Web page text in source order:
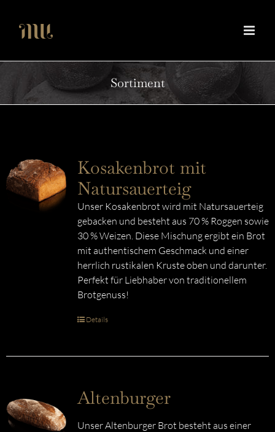
Inhalt
springen
Sortiment
Kosakenbrot mit
Natursauerteig
Unser Kosakenbrot wird mit Natursauerteig
gebacken und besteht aus 70 % Roggen sowie
30 % Weizen. Diese Mischung ergibt ein Brot
mit authentischem Geschmack und einer
herrlich rustikalen Kruste oben und darunter.
Perfekt für Liebhaber von traditionellem
Brotgenuss!
Details
Altenburger
Unser Altenburger Brot besteht aus einer